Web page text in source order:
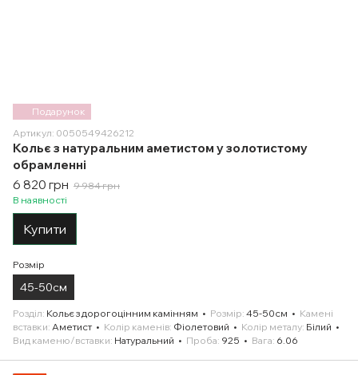
Подарунок
Артикул: 0050549426212
Кольє з натуральним аметистом у золотистому
обрамленні
6 820 грн 9 984 грн
В наявності
Купити
Розмір
45-50см
Розділ Кольє з дорогоцінним камінням Розмір 45-50см
Камені
вставки Аметист Колір каменів Фіолетовий Колір металу Білий
Вид каменю/вставки Натуральний Проба 925 Вага 6.06